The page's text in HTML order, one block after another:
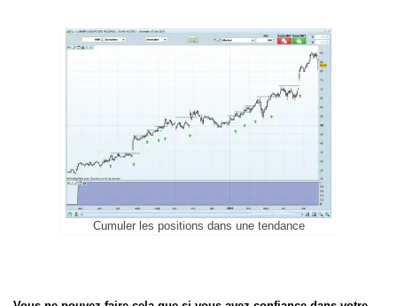
Cumuler les positions dans une tendance